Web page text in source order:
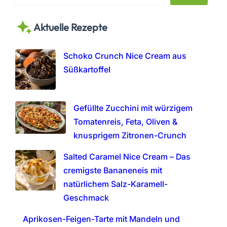
r
h
Aktuelle Rezepte
Schoko Crunch Nice Cream aus
Süßkartoffel
Gefüllte Zucchini mit würzigem
Tomatenreis, Feta, Oliven &
knusprigem Zitronen-Crunch
Salted Caramel Nice Cream – Das
cremigste Bananeneis mit
natürlichem Salz-Karamell-
Geschmack
Aprikosen-Feigen-Tarte mit Mandeln und